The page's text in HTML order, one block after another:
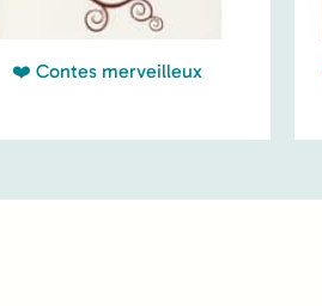
❤️ Contes merveilleux